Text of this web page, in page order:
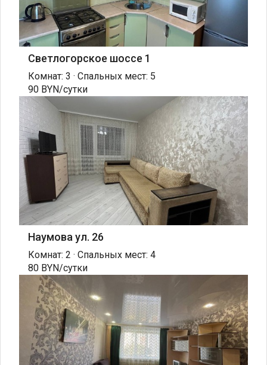
Светлогорское шоссе 1
Комнат: 3 · Спальных мест: 5
90 BYN/сутки
Наумова ул. 26
Комнат: 2 · Спальных мест: 4
80 BYN/сутки